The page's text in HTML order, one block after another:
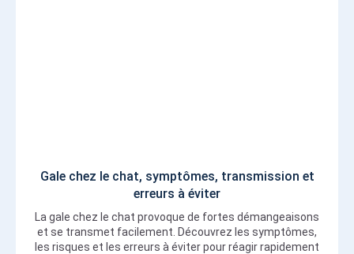
Gale chez le chat, symptômes, transmission et
erreurs à éviter
La gale chez le chat provoque de fortes démangeaisons
et se transmet facilement. Découvrez les symptômes,
les risques et les erreurs à éviter pour réagir rapidement